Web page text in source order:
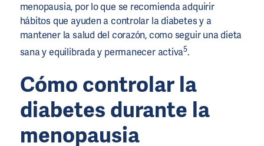
menopausia, por lo que se recomienda adquirir
hábitos que ayuden a controlar la diabetes y a
mantener la salud del corazón, como seguir una dieta
sana y equilibrada y permanecer activa5.
Cómo controlar la
diabetes durante la
menopausia